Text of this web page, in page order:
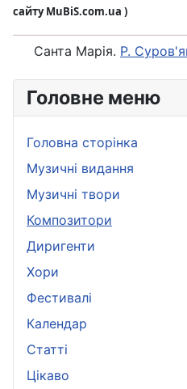
Головне меню
Головна сторінка
Музичні видання
Музичні твори
Композитори
Диригенти
Хори
Фестивалі
Календар
Статті
Цікаво
сайту MuBiS.com.ua )
Санта Марiя. Р.